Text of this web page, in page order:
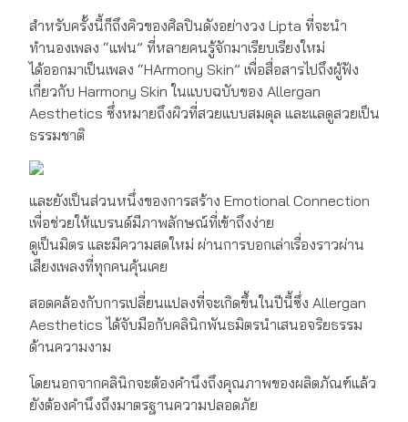
สำหรับครั้งนี้ก็ถึงคิวของศิลปินดังอย่างวง Lipta ที่จะนำ
ทำนองเพลง “แฟน” ที่หลายคนรู้จักมาเรียบเรียงใหม่
ได้ออกมาเป็นเพลง “HArmony Skin” เพื่อสื่อสารไปถึงผู้ฟัง
เกี่ยวกับ Harmony Skin ในแบบฉบับของ Allergan
Aesthetics ซึ่งหมายถึงผิวที่สวยแบบสมดุล และแลดูสวยเป็น
ธรรมชาติ
และยังเป็นส่วนหนึ่งของการสร้าง Emotional Connection
เพื่อช่วยให้แบรนด์มีภาพลักษณ์ที่เข้าถึงง่าย
ดูเป็นมิตร และมีความสดใหม่ ผ่านการบอกเล่าเรื่องราวผ่าน
เสียงเพลงที่ทุกคนคุ้นเคย
สอดคล้องกับการเปลี่ยนแปลงที่จะเกิดขึ้นในปีนี้ซึ่ง Allergan
Aesthetics ได้จับมือกับคลินิกพันธมิตรนำเสนอจริยธรรม
ด้านความงาม
โดยนอกจากคลินิกจะต้องคำนึงถึงคุณภาพของผลิตภัณฑ์แล้ว
ยังต้องคำนึงถึงมาตรฐานความปลอดภัย